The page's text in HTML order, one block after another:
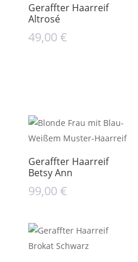
Geraffter Haarreif
Altrosé
49,00€
Geraffter Haarreif
Betsy Ann
99,00€